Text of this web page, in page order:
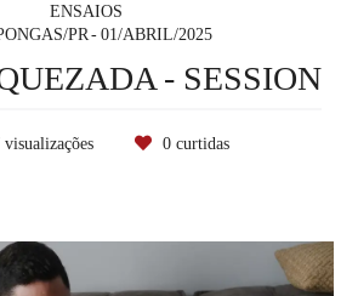
ENSAIOS
PR
01/ABRIL/2025
- SESSION
visualizações 0curtidas